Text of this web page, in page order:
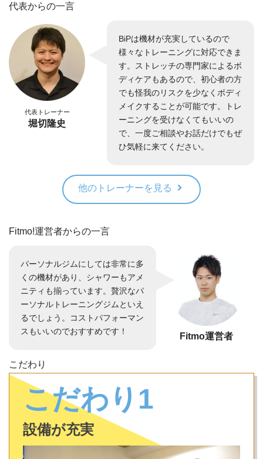
代表からの一言
代表トレーナー
堀切隆史
BiPは機材が充実しているので
様々なトレーニングに対応できま
す。ストレッチの専門家によるボ
ディケアもあるので、初心者の方
でも怪我のリスクを少なくボディ
メイクすることが可能です。トレ
ーニングを受けなくてもいいの
で、一度ご相談やお話だけでもぜ
ひ気軽に来てください。
他のトレーナーを見る
Fitmo!運営者からの一言
Fitmo運営者
パーソナルジムにしては非常に多
くの機材があり、シャワーもアメ
ニティも揃っています。贅沢なパ
ーソナルトレーニングジムといえ
るでしょう。コストパフォーマン
スもいいのでおすすめです！
こだわり
こだわり1
設備が充実